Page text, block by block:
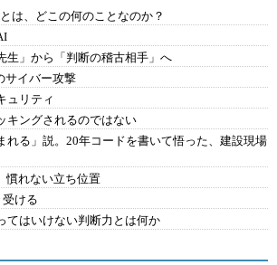
は、どこの何のことなのか？
生」から「判断の稽古相手」へ
サイバー攻撃
ュリティ
キングされるのではない
れる」説。20年コードを書いて悟った、建設現場
れない立ち位置
ける
てはいけない判断力とは何か